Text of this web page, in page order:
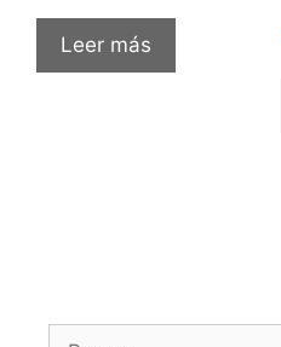
Leer más